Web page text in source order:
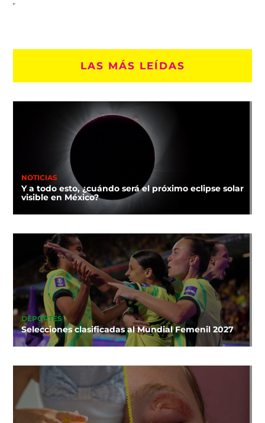
LAS MÁS LEÍDAS
NOTICIAS
Y a todo esto, ¿cuándo será el próximo eclipse solar
visible en México?
DEPORTES
Selecciones clasificadas al Mundial Femenil 2027